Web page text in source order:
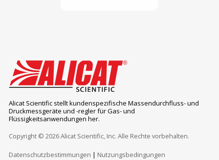
Alicat Scientific stellt kundenspezifische Massendurchfluss- und
Druckmessgeräte und -regler für Gas- und
Flüssigkeitsanwendungen her.
Copyright © 2026 Alicat Scientific, Inc. Alle Rechte vorbehalten.
Datenschutzbestimmungen | Nutzungsbedingungen